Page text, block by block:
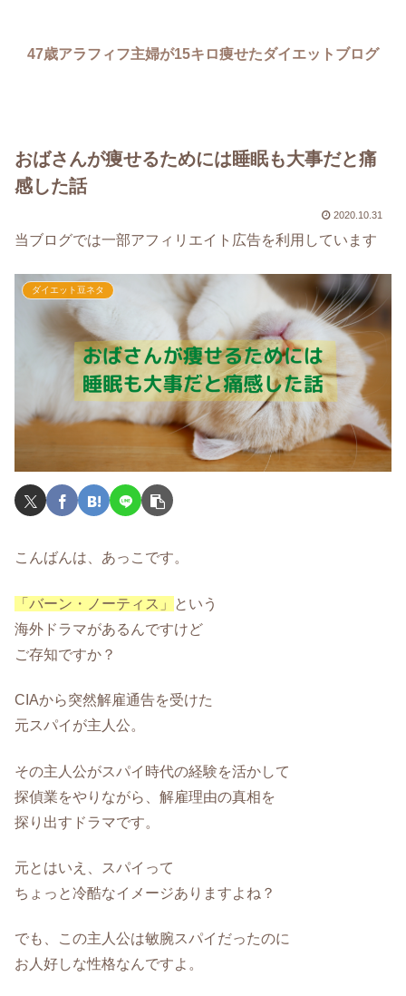
47歳アラフィフ主婦が15キロ痩せたダイエットブログ
おばさんが痩せるためには睡眠も大事だと痛
感した話
2020.10.31
当ブログでは一部アフィリエイト広告を利用しています
ダイエット豆ネタ
こんばんは、あっこです。
「バーン・ノーティス」
という
海外ドラマがあるんですけど
ご存知ですか？
CIAから突然解雇通告を受けた
元スパイが主人公。
その主人公がスパイ時代の経験を活かして
探偵業をやりながら、解雇理由の真相を
探り出すドラマです。
元とはいえ、スパイって
ちょっと冷酷なイメージありますよね？
でも、この主人公は敏腕スパイだったのに
お人好しな性格なんですよ。